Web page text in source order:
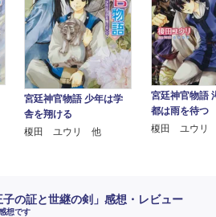
宮廷神官物語 少年は学
舎を翔ける
榎田 ユウリ 他
宮廷神官物語
都は雨を待つ
榎田 ユウリ
子の証と世継の剣」感想・レビュー
想です